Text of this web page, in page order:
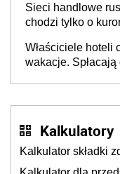
Sieci handlowe
chodzi tylko o
cichu
Właściciele hoteli
wakacje.
Kalkulatory
Kalkulator składki